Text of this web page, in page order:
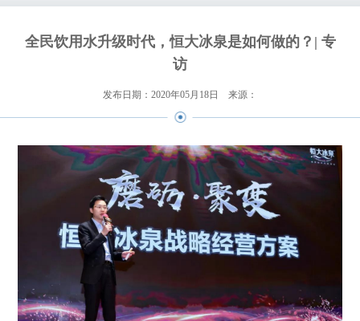
全民饮用水升级时代，恒大冰泉是如何做的？| 专
访
发布日期：2020年05月18日 来源：